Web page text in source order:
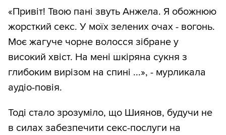
«Привіт! Твою пані звуть Анжела. Я обожнюю
жорсткий секс. У моїх зелених очах - вогонь.
Моє жагуче чорне волосся зібране у
високий хвіст. На мені шкіряна сукня з
глибоким вирізом на спині ...», - мурликала
аудіо-повія.
Тоді стало зрозуміло, що Шиянов, будучи не
в силах забезпечити секс-послуги на